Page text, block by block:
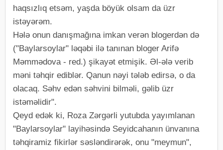
haqsızlıq etsəm, yaşda böyük olsam da üzr
istəyərəm.
Hələ onun danışmağına imkan verən blogerdən də
("Baylarsoylar" ləqəbi ilə tanınan bloger Arifə
Məmmədova - red.) şikayət etmişik. Əl-ələ verib
məni təhqir ediblər. Qanun nəyi tələb edirsə, o da
olacaq. Səhv edən səhvini bilməli, gəlib üzr
istəməlidir".
Qeyd edək ki, Roza Zərgərli yutubda yayımlanan
"Baylarsoylar" layihəsində Seyidcahanın ünvanına
təhqiramiz fikirlər səsləndirərək, onu "meymun",